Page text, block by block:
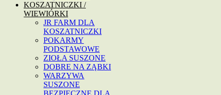
KOSZATNICZKI /
WIEWIÓRKI
JR FARM DLA
KOSZATNICZKI
POKARMY
PODSTAWOWE
ZIOŁA SUSZONE
DOBRE NA ZĄBKI
WARZYWA
SUSZONE
BEZPIECZNE DLA